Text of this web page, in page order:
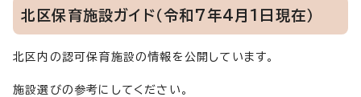
北区保育施設ガイド（令和7年4月1日現在）
北区内の認可保育施設の情報を公開しています。
施設選びの参考にしてください。